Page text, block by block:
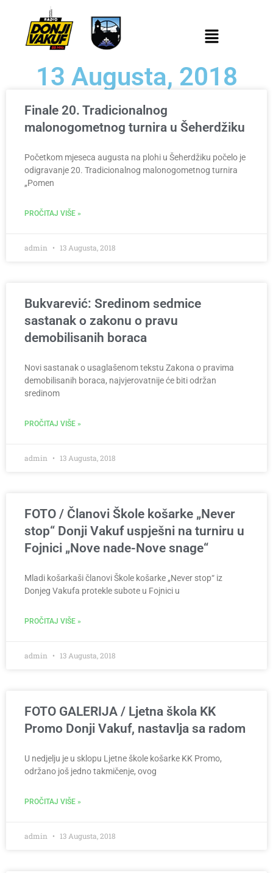
13 Augusta, 2018
Finale 20. Tradicionalnog
malonogometnog turnira u Šeherdžiku
Početkom mjeseca augusta na plohi u Šeherdžiku počelo je
odigravanje 20. Tradicionalnog malonogometnog turnira
„Pomen
PROČITAJ VIŠE »
admin 13 Augusta, 2018
Bukvarević: Sredinom sedmice
sastanak o zakonu o pravu
demobilisanih boraca
Novi sastanak o usaglašenom tekstu Zakona o pravima
demobilisanih boraca, najvjerovatnije će biti održan
sredinom
PROČITAJ VIŠE »
admin 13 Augusta, 2018
FOTO / Članovi Škole košarke „Never
stop“ Donji Vakuf uspješni na turniru u
Fojnici „Nove nade-Nove snage“
Mladi košarkaši članovi Škole košarke „Never stop“ iz
Donjeg Vakufa protekle subote u Fojnici u
PROČITAJ VIŠE »
admin 13 Augusta, 2018
FOTO GALERIJA / Ljetna škola KK
Promo Donji Vakuf, nastavlja sa radom
U nedjelju je u sklopu Ljetne škole košarke KK Promo,
održano još jedno takmičenje, ovog
PROČITAJ VIŠE »
admin 13 Augusta, 2018